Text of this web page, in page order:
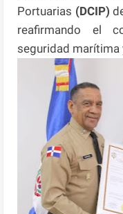
Portuarias (DCIP)
reafirmando el
seguridad marítima